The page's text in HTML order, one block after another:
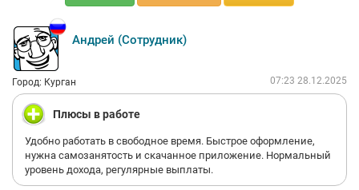
Андрей (Сотрудник)
Город: Курган 07:23 28.12.2025
Плюсы в работе
Удобно работать в свободное время. Быстрое оформление,
нужна самозанятость и скачанное приложение. Нормальный
уровень дохода, регулярные выплаты.